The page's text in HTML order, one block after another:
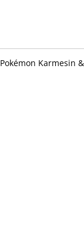
Pokémon Karmesin